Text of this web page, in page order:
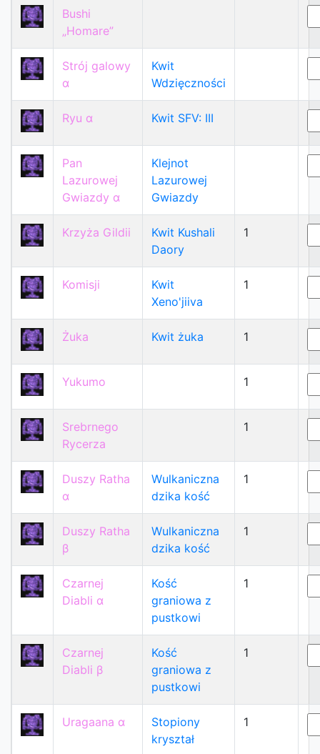
Bushi
„Homare”
Strój galowy
α
Kwit
Wdzięczności
Ryu α Kwit SFV: III
Pan
Lazurowej
Gwiazdy α
Klejnot
Lazurowej
Gwiazdy
Krzyża Gildii
Kwit Kushali
Daory
1
Komisji
Kwit
Xeno'jiiva
1
Żuka Kwit żuka 1
Yukumo 1
Srebrnego
Rycerza
1
Duszy Ratha
α
Wulkaniczna
dzika kość
1
Duszy Ratha
β
Wulkaniczna
dzika kość
1
Czarnej
Diabli α
Kość
graniowa z
pustkowi
1
Czarnej
Diabli β
Kość
graniowa z
pustkowi
1
Uragaana α
Stopiony
kryształ
1